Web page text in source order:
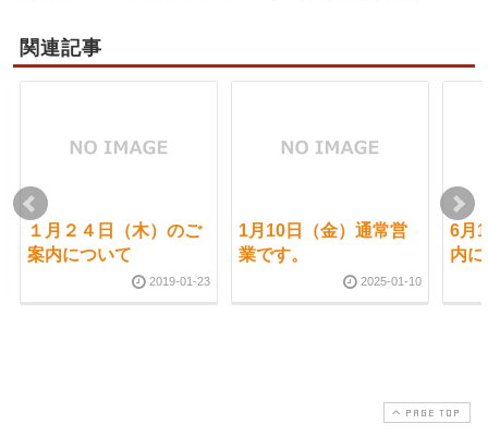
関連記事
１月２４日（木）のご
案内について
2019-01-23
1月10日（金）通常営
業です。
2025-01-10
6月
内
PAGE TOP